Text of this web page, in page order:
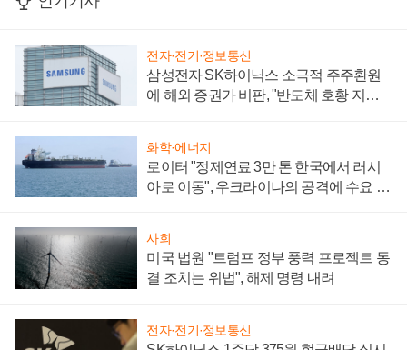
전자·전기·정보통신
삼성전자 SK하이닉스 소극적 주주환원
에 해외 증권가 비판, "반도체 호황 지속
화학·에너지
로이터 "정제연료 3만 톤 한국에서 러시
아로 이동", 우크라이나의 공격에 수요 늘
사회
미국 법원 "트럼프 정부 풍력 프로젝트 동
결 조치는 위법", 해제 명령 내려
전자·전기·정보통신